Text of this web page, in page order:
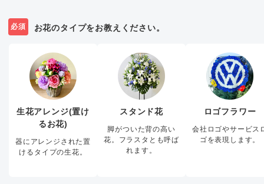
必須 お花のタイプをお教えください。
生花アレンジ(置け
るお花)
器にアレンジされた置
けるタイプの生花。
スタンド花
脚がついた背の高い
花。フラスタとも呼ば
れます。
ロゴフラワー
会社ロゴやサービス
ゴを表現します。